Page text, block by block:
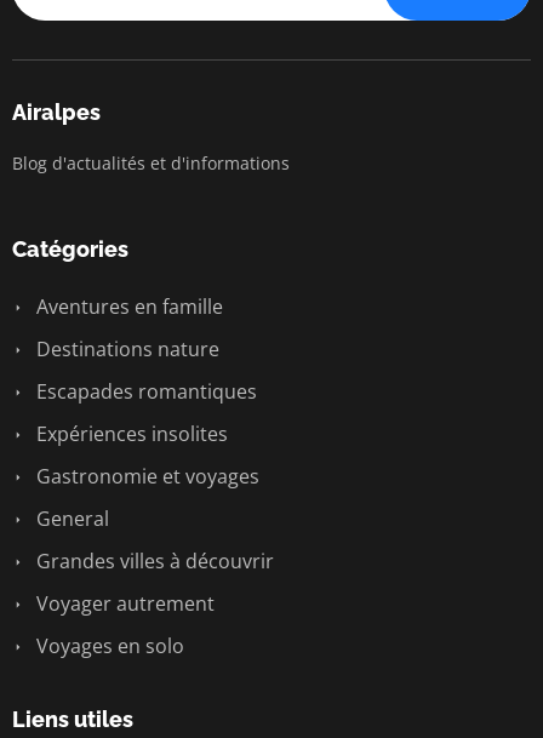
Airalpes
Blog d'actualités et d'informations
Catégories
Aventures en famille
Destinations nature
Escapades romantiques
Expériences insolites
Gastronomie et voyages
General
Grandes villes à découvrir
Voyager autrement
Voyages en solo
Liens utiles